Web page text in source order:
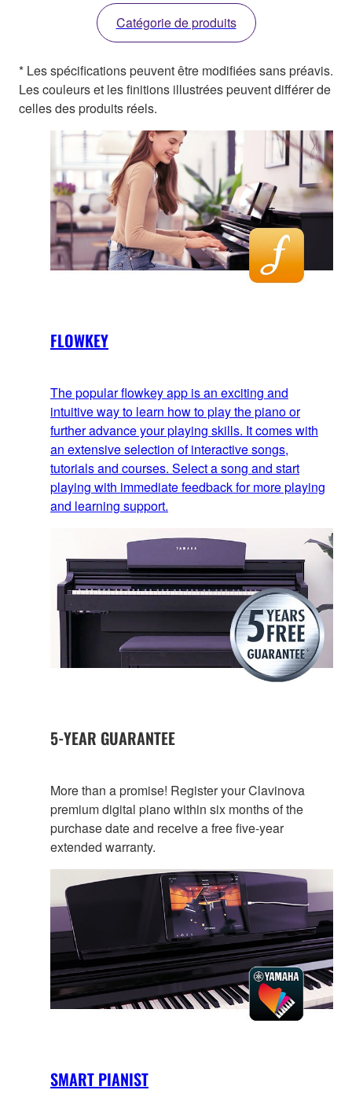
Catégorie de produits
* Les spécifications peuvent être modifiées sans préavis.
Les couleurs et les finitions illustrées peuvent différer de
celles des produits réels.
FLOWKEY
The popular flowkey app is an exciting and
intuitive way to learn how to play the piano or
further advance your playing skills. It comes with
an extensive selection of interactive songs,
tutorials and courses. Select a song and start
playing with immediate feedback for more playing
and learning support.
5-YEAR GUARANTEE
More than a promise! Register your Clavinova
premium digital piano within six months of the
purchase date and receive a free five-year
extended warranty.
SMART PIANIST